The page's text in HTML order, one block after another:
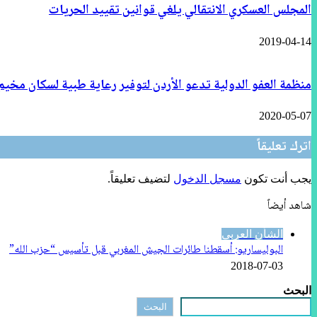
المجلس العسكري الانتقالي يلغي قوانين تقييد الحريات
2019-04-14
منظمة العفو الدولية تدعو الأردن لتوفير رعاية طبية لسكان
2020-05-07
اترك تعليقاً
يجب أنت تكون مسجل الدخول لتضيف تعليقاً.
شاهد أيضاً
الشأن العربي
البوليساريو: أسقطنا طائرات الجيش المغربي قبل تأسيس “حزب الله”
2018-07-03
البحث
البحث